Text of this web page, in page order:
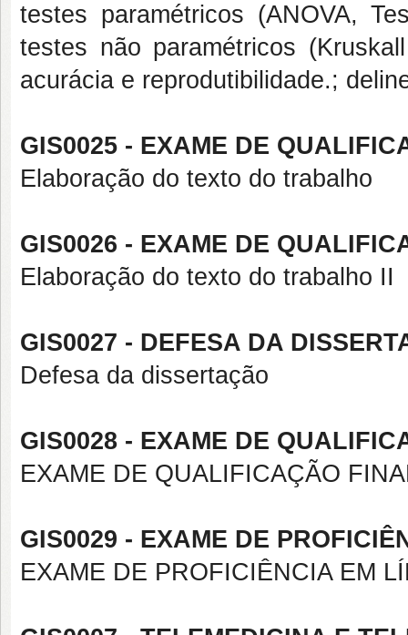
testes paramétricos (ANOVA,
testes não paramétricos
acurácia e reprodutibilidade.;
GIS0025 - EXAME DE
Elaboração do texto do trabalho
GIS0026 - EXAME DE
Elaboração do texto do trabalho II
GIS0027 - DEFESA DA
Defesa da dissertação
GIS0028 - EXAME DE
EXAME DE QUALIFICAÇÃO
GIS0029 - EXAME DE
EXAME DE PROFICIÊNCIA EM